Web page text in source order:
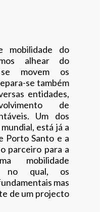
mobilidade do
alhear do
movem os
se também
entidades,
de
Um dos
está já a
Porto Santo e a
parceiro para a
mobilidade
no qual, os
mas
de um projecto